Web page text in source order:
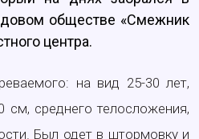
обществе «Смежник
центра.
на вид 25-30 лет,
см, среднего телосложения,
Был одет в штормовку и